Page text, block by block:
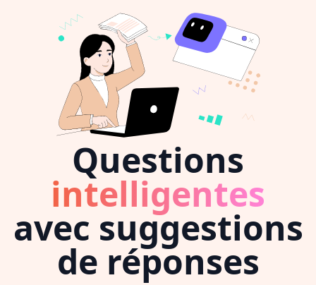
Questions
intelligentes
avec suggestions
de réponses